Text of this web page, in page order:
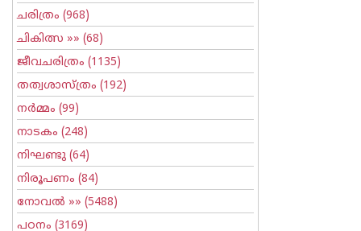
ചരിത്രം (968)
ചികിത്സ »» (68)
ജീവചരിത്രം (1135)
തത്വശാസ്ത്രം (192)
നര്‍മ്മം (99)
നാടകം (248)
നിഘണ്ടു (64)
നിരൂപണം (84)
നോവല്‍ »» (5488)
പഠനം (3169)